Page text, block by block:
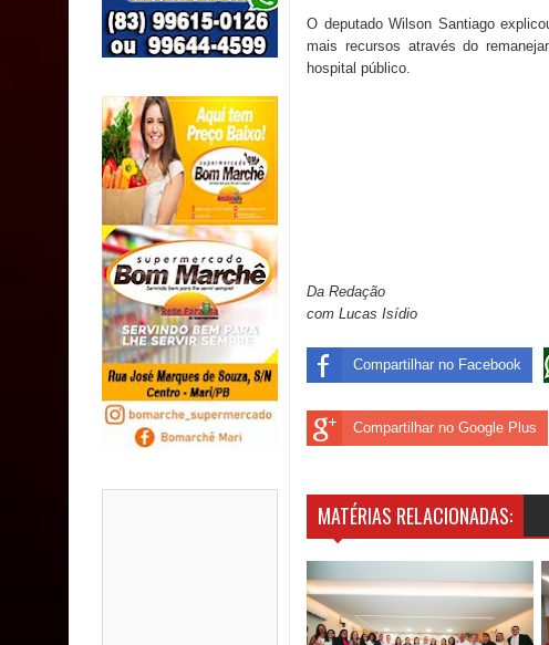
Caldas Brandão: IPMCB responde questionamentos da
são referentes a débitos históricos
INCLUSÃO: Prefeitura de Sapé abre inscrições para
Caldas Brandão: alta aprovação popular fortalece gestão
Coordenadora do CEO destaca campanha Julho Neon e
O deputado Wilson Santiago
mais recursos através do
hospital público.
Da Redação
com Lucas Isídio
Compartilhar no Facebook
Compartilhar no Google Plus
MATÉRIAS RELACIONADAS: